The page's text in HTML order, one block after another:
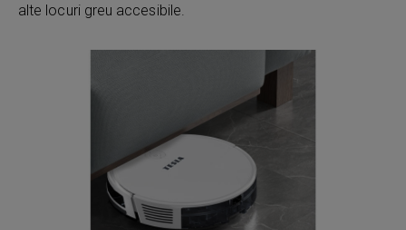
alte locuri greu accesibile.